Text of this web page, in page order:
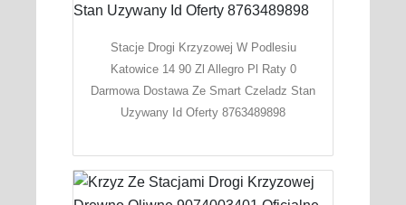
Stacje Drogi Krzyzowej W Podlesiu
Katowice 14 90 Zl Allegro Pl Raty 0
Darmowa Dostawa Ze Smart Czeladz Stan
Uzywany Id Oferty 8763489898